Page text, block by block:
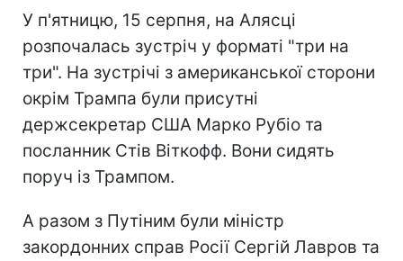
У п'ятницю, 15 серпня, на Алясці
розпочалась зустріч у форматі "три на
три". На зустрічі з американської сторони
окрім Трампа були присутні
держсекретар США Марко Рубіо та
посланник Стів Віткофф. Вони сидять
поруч із Трампом.
А разом з Путіним були міністр
закордонних справ Росії Сергій Лавров та